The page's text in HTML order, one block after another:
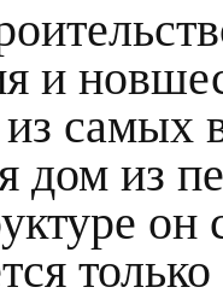
и
самых
дом из